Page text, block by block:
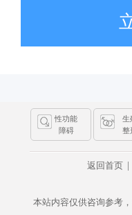
性功能
障碍
生
整
返回首页 |
本站内容仅供咨询参考